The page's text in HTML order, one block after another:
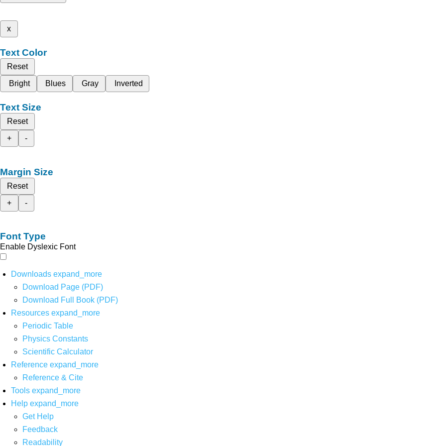
x
Text Color
Reset
Bright
Blues Gray Inverted
Text Size
Reset
+
-
Margin Size
Reset
+
-
Font Type
Enable Dyslexic Font
Downloads expand_more
Download Page (PDF)
Download Full Book (PDF)
Resources expand_more
Periodic Table
Physics Constants
Scientific Calculator
Reference expand_more
Reference & Cite
Tools expand_more
Help expand_more
Get Help
Feedback
Readability